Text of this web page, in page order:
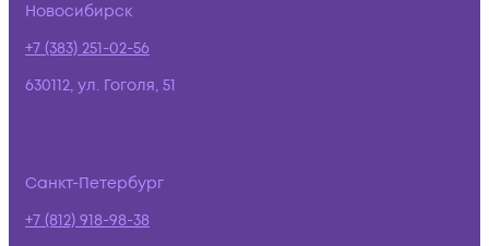
Новосибирск
+7 (383) 251-02-56
630112, ул. Гоголя, 51
Санкт-Петербург
+7 (812) 918-98-38